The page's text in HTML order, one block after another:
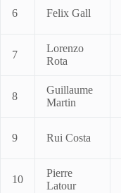
6 Felix Gall
7
Lorenzo
Rota
8
Guillaume
Martin
9 Rui Costa
10
Pierre
Latour